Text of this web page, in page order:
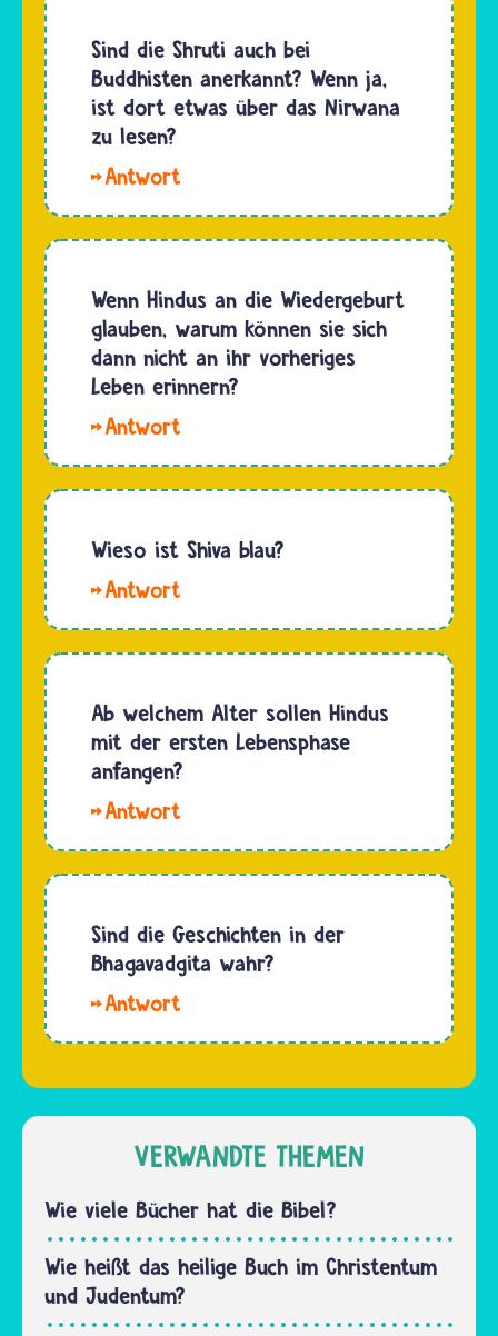
wenn sie
genug
lernen.
Wie lange
die…
gehören
die
Veden.
Die
sollen sie
den
Menschen
der
Vorzeit
überliefert…
Sind die Shruti auch bei
Buddhisten anerkannt? Wenn ja,
ist dort etwas über das Nirwana
zu lesen?
Einzelne
aus den
Shruti
findest
du auch
Schriften
der
Buddhistinnen
Buddhisten.
Das…
Wenn Hindus an die Wiedergeburt
glauben, warum können sie sich
dann nicht an ihr vorheriges
Leben erinnern?
alten
haben
Hindus
über ihre
Erinnerungen
frühere
Leben
berichtet.
Daher
Wieso ist Shiva blau?
oder
zeigen
Shiva
komplett
andere
nur mit
blauem
einer
Legende
hat die…
Ab welchem Alter sollen Hindus
mit der ersten Lebensphase
anfangen?
Entwicklungsstufe
Hindus
nach
ihrem
Glauben,
wenn sie
und vom
zum…
Sind die Geschichten in der
Bhagavadgita wahr?
Religion
geht es
um den
Glauben
an Dinge,
die sich
nicht
beweisen
lassen.
VERWANDTE THEMEN
Wie viele Bücher hat die Bibel?
Wie heißt das heilige Buch im Christentum
und Judentum?